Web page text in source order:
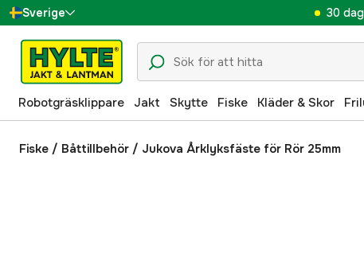
Sverige
Danmark
Suomi
Norge
Deutschland
30
Robotgräsklippare Jakt Skytte Fiske Kläder & Skor
Fiske / Båttillbehör / Jukova Årklyksfäste för Rör 25mm